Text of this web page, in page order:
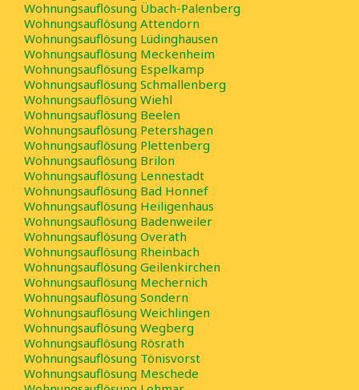
Wohnungsauflösung Übach-Palenberg
Wohnungsauflösung Attendorn
Wohnungsauflösung Lüdinghausen
Wohnungsauflösung Meckenheim
Wohnungsauflösung Espelkamp
Wohnungsauflösung Schmallenberg
Wohnungsauflösung Wiehl
Wohnungsauflösung Beelen
Wohnungsauflösung Petershagen
Wohnungsauflösung Plettenberg
Wohnungsauflösung Brilon
Wohnungsauflösung Lennestadt
Wohnungsauflösung Bad Honnef
Wohnungsauflösung Heiligenhaus
Wohnungsauflösung Badenweiler
Wohnungsauflösung Overath
Wohnungsauflösung Rheinbach
Wohnungsauflösung Geilenkirchen
Wohnungsauflösung Mechernich
Wohnungsauflösung Sondern
Wohnungsauflösung Weichlingen
Wohnungsauflösung Wegberg
Wohnungsauflösung Rösrath
Wohnungsauflösung Tönisvorst
Wohnungsauflösung Meschede